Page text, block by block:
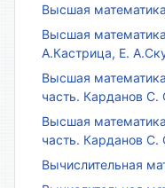
Высшая
Высшая
А.Кастрица, Е.
Высшая
часть. Карданов С.
Высшая
часть. Карданов С.
Вычислительная